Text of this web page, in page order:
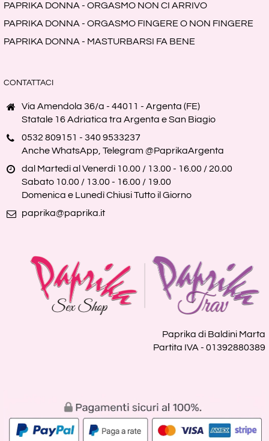
PAPRIKA DONNA - ORGASMO NON CI ARRIVO
PAPRIKA DONNA - ORGASMO FINGERE O NON FINGERE
PAPRIKA DONNA - MASTURBARSI FA BENE
CONTATTACI
Via Amendola 36/a - 44011 - Argenta (FE)
Statale 16 Adriatica tra Argenta e San Biagio
0532 809151 - 340 9533237
Anche WhatsApp, Telegram @PaprikaArgenta
dal Martedì al Venerdì 10.00 / 13.00 - 16.00 / 20.00
Sabato 10.00 / 13.00 - 16.00 / 19.00
Domenica e Lunedì Chiusi Tutto il Giorno
paprika@paprika.it
Paprika di Baldini Marta
Partita IVA - 01392880389